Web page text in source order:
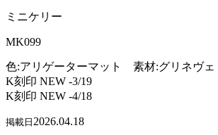
ミニケリー
MK099
色:アリゲーターマット 素材:グリネヴェ
K刻印 NEW -3/19
K刻印 NEW -4/18
掲載日 2026.04.18